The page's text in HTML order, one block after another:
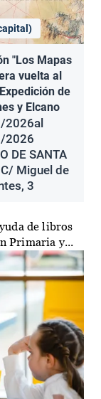
"Los Mapas
vuelta al
de
y Elcano
2026al
2026
DE SANTA
C/ Miguel de
3
de libros
Primaria y...